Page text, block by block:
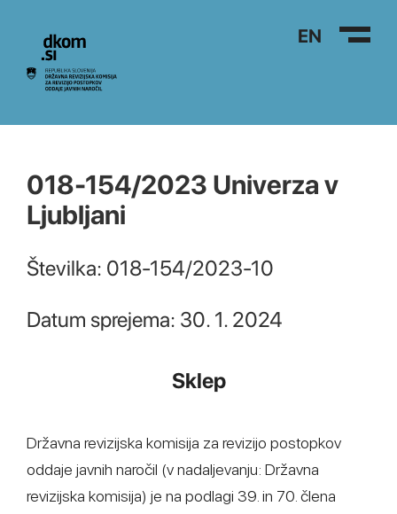
Na vsebino EN
018-154/2023 Univerza v
Ljubljani
Številka: 018-154/2023-10
Datum sprejema: 30. 1. 2024
Sklep
Državna revizijska komisija za revizijo postopkov
oddaje javnih naročil (v nadaljevanju: Državna
revizijska komisija) je na podlagi 39. in 70. člena